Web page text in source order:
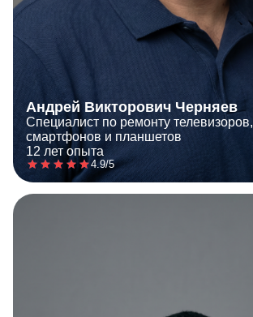
Андрей Викторович Черняев
Специалист по ремонту
смартфонов и планшетов
12 лет опыта
4.9/5